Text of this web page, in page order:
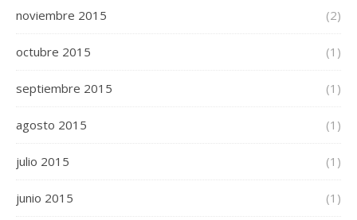
noviembre 2015 (2)
octubre 2015 (1)
septiembre 2015 (1)
agosto 2015 (1)
julio 2015 (1)
junio 2015 (1)